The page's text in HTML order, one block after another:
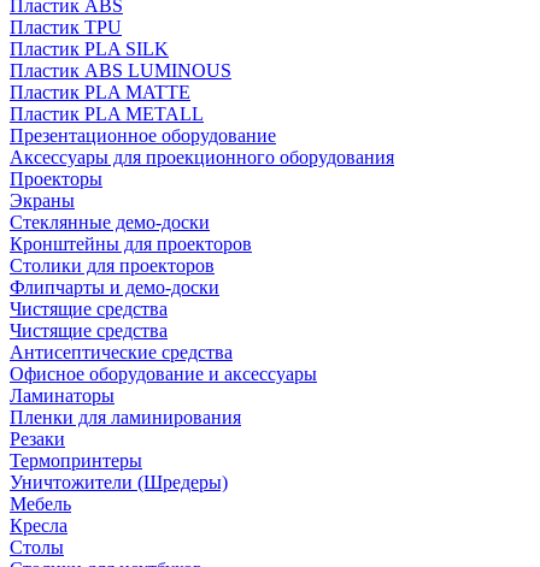
Пластик ABS
Пластик TPU
Пластик PLA SILK
Пластик ABS LUMINOUS
Пластик PLA MATTE
Пластик PLA METALL
Презентационное оборудование
Аксессуары для проекционного оборудования
Проекторы
Экраны
Стеклянные демо-доски
Кронштейны для проекторов
Столики для проекторов
Флипчарты и демо-доски
Чистящие средства
Чистящие средства
Антисептические средства
Офисное оборудование и аксессуары
Ламинаторы
Пленки для ламинирования
Резаки
Термопринтеры
Уничтожители (Шредеры)
Мебель
Кресла
Столы